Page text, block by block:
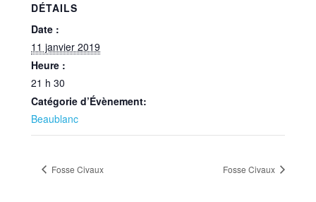
DÉTAILS
Date :
11 janvier 2019
Heure :
21 h 30
Catégorie d’Évènement:
Beaublanc
Fosse Civaux Fosse Civaux